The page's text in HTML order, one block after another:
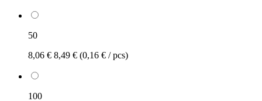
50
8,06 € 8,49 € (0,16 € / pcs)
100